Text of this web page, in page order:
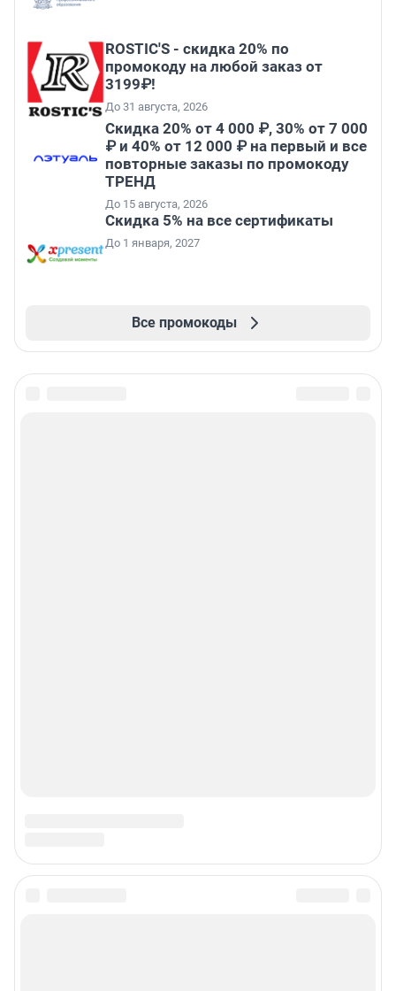
ROSTIC'S - скидка 20% по
промокоду на любой заказ от
3199₽!
До 31 августа, 2026
Скидка 20% от 4 000 ₽, 30% от 7 000
₽ и 40% от 12 000 ₽ на первый и все
повторные заказы по промокоду
ТРЕНД
До 15 августа, 2026
Скидка 5% на все сертификаты
До 1 января, 2027
Все промокоды